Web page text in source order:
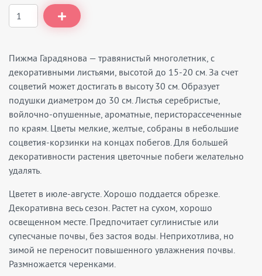
Пижма Гарадянова — травянистый многолетник, с
декоративными листьями, высотой до 15-20 см. За счет
соцветий может достигать в высоту 30 см. Образует
подушки диаметром до 30 см. Листья серебристые,
войлочно-опушенные, ароматные, перисторассеченные
по краям. Цветы мелкие, желтые, собраны в небольшие
соцветия-корзинки на концах побегов. Для большей
декоративности растения цветочные побеги желательно
удалять.
Цветет в июле-августе. Хорошо поддается обрезке.
Декоративна весь сезон. Растет на сухом, хорошо
освещенном месте. Предпочитает суглинистые или
супесчаные почвы, без застоя воды. Неприхотлива, но
зимой не переносит повышенного увлажнения почвы.
Размножается черенками.